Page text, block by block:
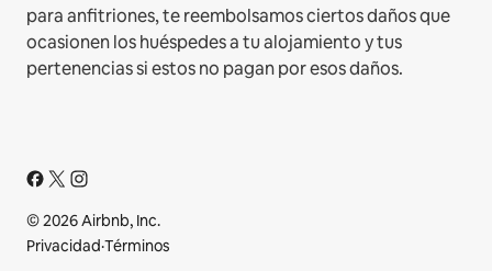
para anfitriones, te reembolsamos ciertos daños que
ocasionen los huéspedes a tu alojamiento y tus
pertenencias si estos no pagan por esos daños.
© 2026 Airbnb, Inc.
Privacidad·Términos